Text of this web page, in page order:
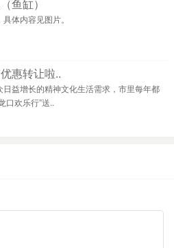
鱼缸）
体内容见图片。
惠转让啦..
日益增长的精神文化生活需求，市里每年都
口欢乐行”送..